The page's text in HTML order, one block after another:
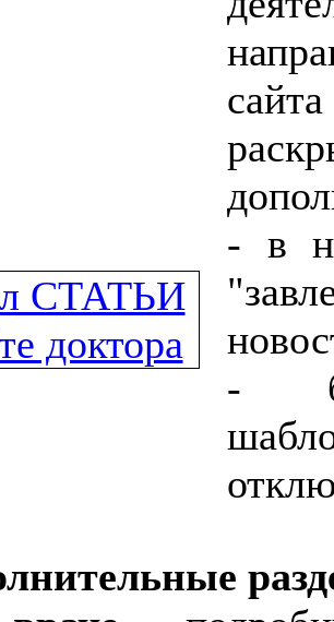
- в
-